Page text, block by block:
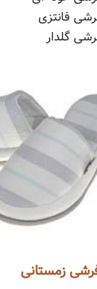
فانتزی
گلدار
زمستانی